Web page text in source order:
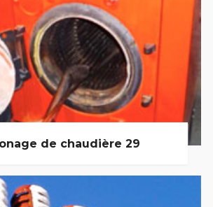
de chaudière 29